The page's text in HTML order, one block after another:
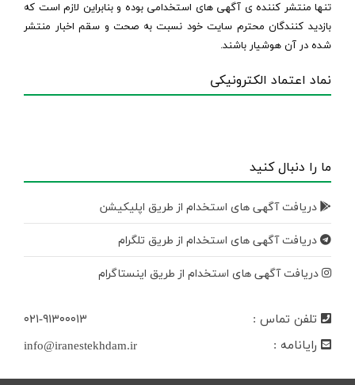
تنها منتشر کننده ی آگهی های استخدامی بوده و بنابراین لازم است که
بازدید کنندگان محترم سایت خود نسبت به صحت و سقم اخبار منتشر
شده در آن هوشیار باشند.
نماد اعتماد الکترونیکی
ما را دنبال کنید
دریافت آگهی های استخدام از طریق اپلیکیشن
دریافت آگهی های استخدام از طریق تلگرام
دریافت آگهی های استخدام از طریق اینستاگرام
تلفن تماس :
۰۲۱-۹۱۳۰۰۰۱۳
رایانامه :
info@iranestekhdam.ir